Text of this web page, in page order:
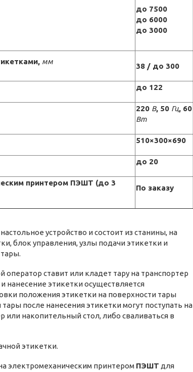
до 7500
до 6000
до 3000
мм
38 / до 300
до 122
220 В, 50 Гц, 60
Вт
510×300×690
до 20
принтером ПЭШТ (до 3
По заказу
устройство и состоит из станины, на
блок управления, узлы подачи этикетки и
ставит или кладет тару на транспортер
этикетки осуществляется
положения этикетки на поверхности тары
после нанесения этикетки могут поступать на
накопительный стол, либо сваливаться в
этикетки.
электромеханическим принтером ПЭШТ для